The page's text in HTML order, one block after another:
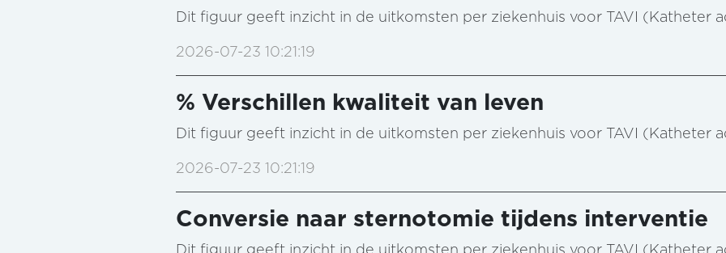
Dit figuur geeft inzicht in de uitkomsten per ziekenhuis voor TAVI (Katheter
2026-07-23 10:21:19
% Verschillen kwaliteit van leven
Dit figuur geeft inzicht in de uitkomsten per ziekenhuis voor TAVI (Katheter
2026-07-23 10:21:19
Conversie naar sternotomie tijdens interventie
Dit figuur geeft inzicht in de uitkomsten per ziekenhuis voor TAVI (Katheter